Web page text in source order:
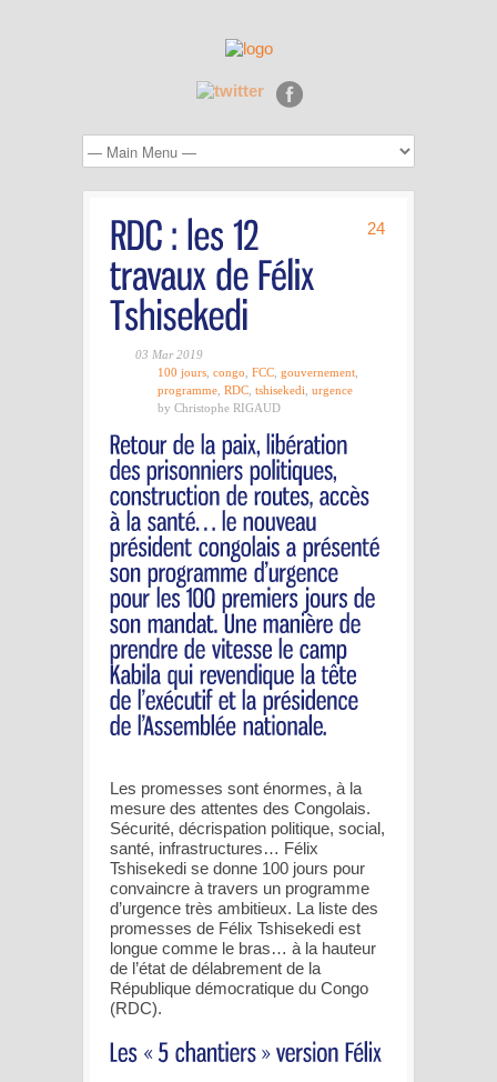
24
03 Mar 2019
100 jours congo FCC gouvernement
programme RDC tshisekedi urgence
by Christophe RIGAUD
Les promesses sont énormes, à la
mesure des attentes des Congolais.
Sécurité, décrispation politique, social,
santé, infrastructures… Félix
Tshisekedi se donne 100 jours pour
convaincre à travers un programme
d’urgence très ambitieux. La liste des
promesses de Félix Tshisekedi est
longue comme le bras… à la hauteur
de l’état de délabrement de la
République démocratique du Congo
(RDC).